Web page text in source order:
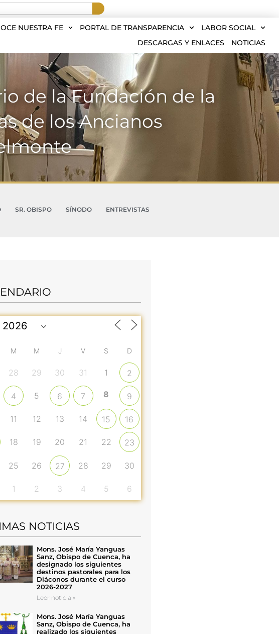
NUESTRA FE PORTAL DE TRANSPARENCIA
LABOR SOCIAL
DESCARGAS Y ENLACES
NOTICIAS
de la Fundación de la
de los Ancianos
SR. OBISPO SÍNODO
ENTREVISTAS
M M J V S D
28 29 30 31 1 2
4 5 6 7 8 9
11 12 13 14 15 16
18 19 20 21 22 23
25 26 27 28 29 30
1 2 3 4 5 6
NOTICIAS
Mons. José María Yanguas
Sanz, Obispo de Cuenca, ha
designado los siguientes
destinos pastorales para los
Diáconos durante el curso
2026-2027
Leer noticia »
Mons. José María Yanguas
Sanz, Obispo de Cuenca, ha
realizado los siguientes